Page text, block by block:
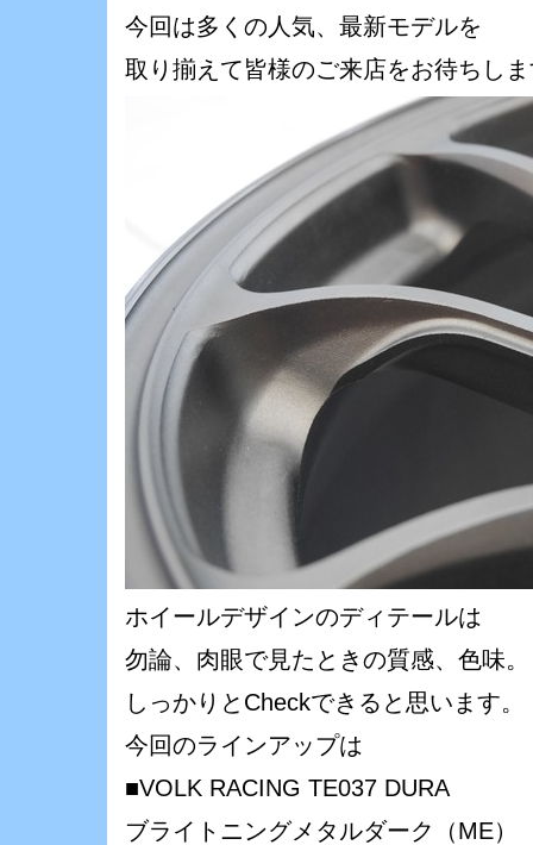
今回は多くの人気、最新モデルを
取り揃えて皆様のご来店をお待ちし
ホイールデザインのディテールは
勿論、肉眼で見たときの質感、色味。
しっかりとCheckできると思います。
今回のラインアップは
■VOLK RACING TE037 DURA
ブライトニングメタルダーク（ME）